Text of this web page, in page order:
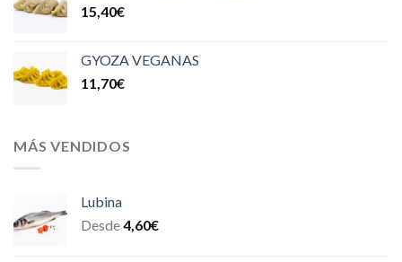
15,40€
GYOZA VEGANAS
11,70€
MÁS VENDIDOS
Lubina
Desde4,60€